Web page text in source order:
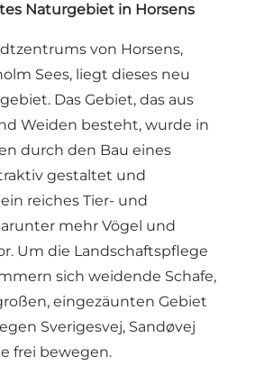
Naturgebiet in Horsens
von Horsens,
Sees, liegt dieses neu
Das Gebiet, das aus
Weiden besteht, wurde in
durch den Bau eines
gestaltet und
reiches Tier- und
mehr Vögel und
Um die Landschaftspflege
sich weidende Schafe,
eingezäunten Gebiet
Sverigesvej, Sandøvej
frei bewegen.